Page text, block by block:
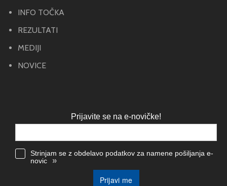
INFO TOČKA
REZULTATI
MEDIJI
NOVICE
Prijavite se na e-novičke!
Strinjam se z obdelavo podatkov za namene pošiljanja e-
novic
»
Prijavi me